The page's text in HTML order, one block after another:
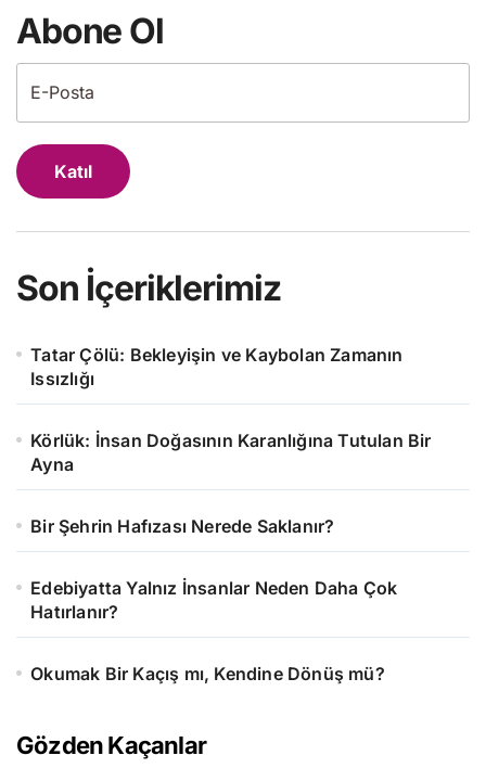
Abone Ol
Katıl
Son İçeriklerimiz
Tatar Çölü: Bekleyişin ve Kaybolan Zamanın
Issızlığı
Körlük: İnsan Doğasının Karanlığına Tutulan Bir
Ayna
Bir Şehrin Hafızası Nerede Saklanır?
Edebiyatta Yalnız İnsanlar Neden Daha Çok
Hatırlanır?
Okumak Bir Kaçış mı, Kendine Dönüş mü?
Gözden Kaçanlar